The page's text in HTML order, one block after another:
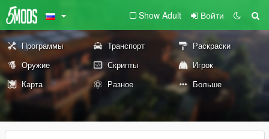
Show Adult Войти
Программы Транспорт
Раскраски
Оружие
Скрипты
Игрок
Карта
Разное Больше